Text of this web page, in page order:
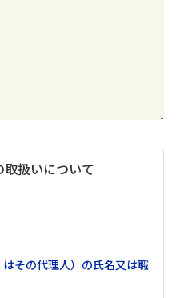
扱いについて
その代理人）の氏名又は職